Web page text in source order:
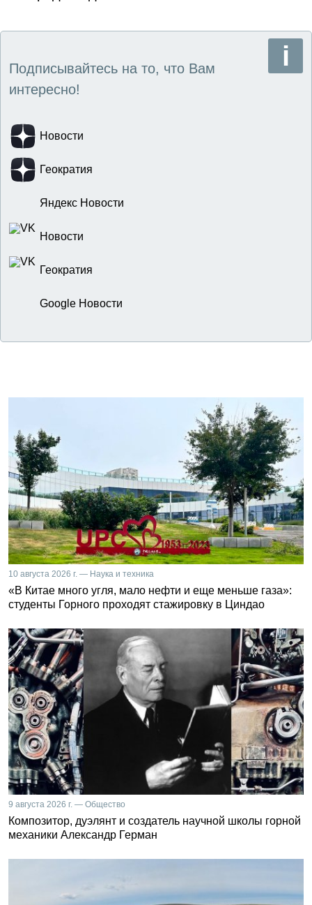
Подписывайтесь на то, что Вам
интересно!
Новости
Геократия
Яндекс Новости
Новости
Геократия
Google Новости
10 августа 2026 г. — Наука и техника
«В Китае много угля, мало нефти и еще меньше газа»:
студенты Горного проходят стажировку в Циндао
9 августа 2026 г. — Общество
Композитор, дуэлянт и создатель научной школы горной
механики Александр Герман